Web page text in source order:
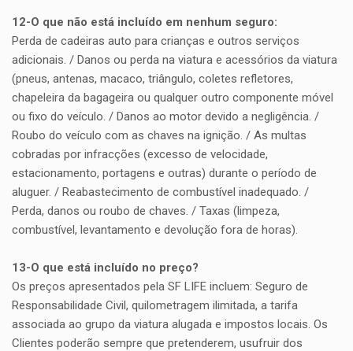
12-O que não está incluído em nenhum seguro:
Perda de cadeiras auto para crianças e outros serviços
adicionais. / Danos ou perda na viatura e acessórios da viatura
(pneus, antenas, macaco, triângulo, coletes refletores,
chapeleira da bagageira ou qualquer outro componente móvel
ou fixo do veículo. / Danos ao motor devido a negligência. /
Roubo do veículo com as chaves na ignição. / As multas
cobradas por infracções (excesso de velocidade,
estacionamento, portagens e outras) durante o período de
aluguer. / Reabastecimento de combustível inadequado. /
Perda, danos ou roubo de chaves. / Taxas (limpeza,
combustível, levantamento e devolução fora de horas).
13-O que está incluído no preço?
Os preços apresentados pela SF LIFE incluem: Seguro de
Responsabilidade Civil, quilometragem ilimitada, a tarifa
associada ao grupo da viatura alugada e impostos locais. Os
Clientes poderão sempre que pretenderem, usufruir dos